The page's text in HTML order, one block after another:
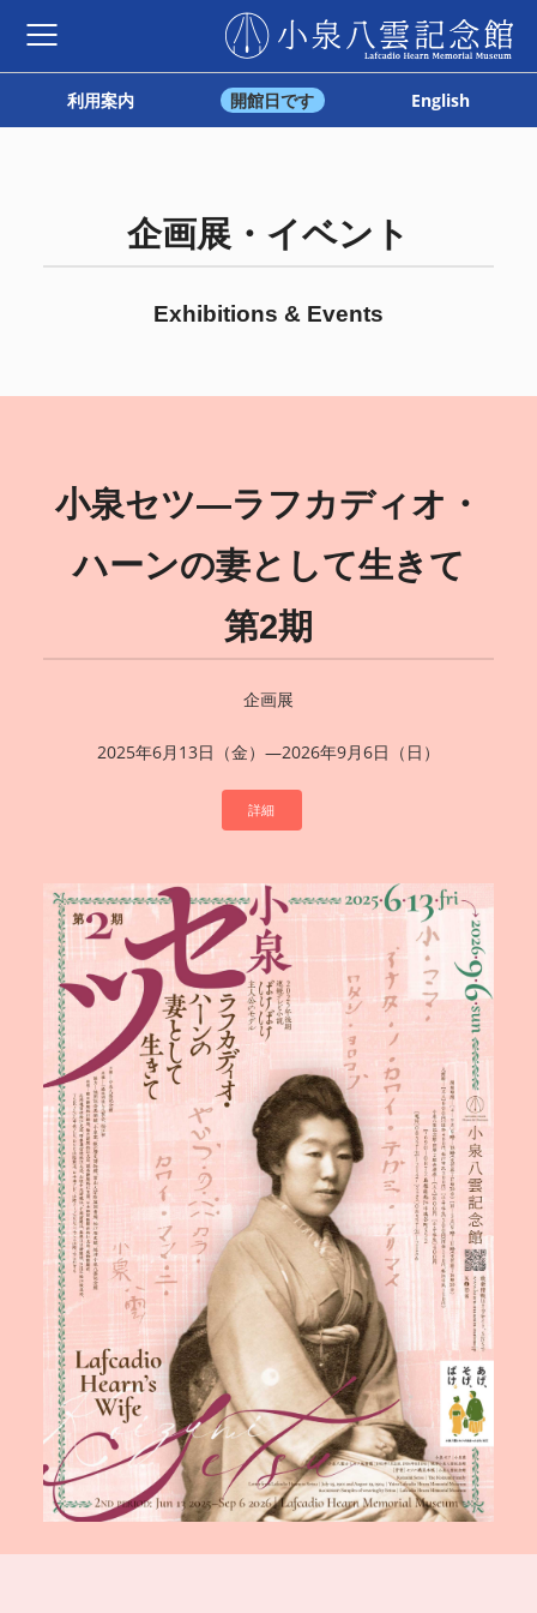
利用案内 開館日です English
企画展・イベント
Exhibitions & Events
小泉セツ—ラフカディオ・
ハーンの妻として生きて
第2期
企画展
2025年6月13日（金）―2026年9月6日（日）
詳細